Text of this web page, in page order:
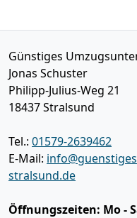
Günstiges
Jonas Schuster
Philipp-Julius-Weg 21
18437Stralsund
Tel.: 01579-2639462
E-Mail:
stralsund.de
Öffnungszeiten: Mo -